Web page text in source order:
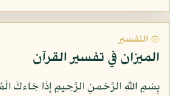
۞ التفسير
الميزان في تفسير القرآن
بِسْمِ اللّهِ الرَّحْمنِ الرَّحِيمِ إِذَا جَاءكَ